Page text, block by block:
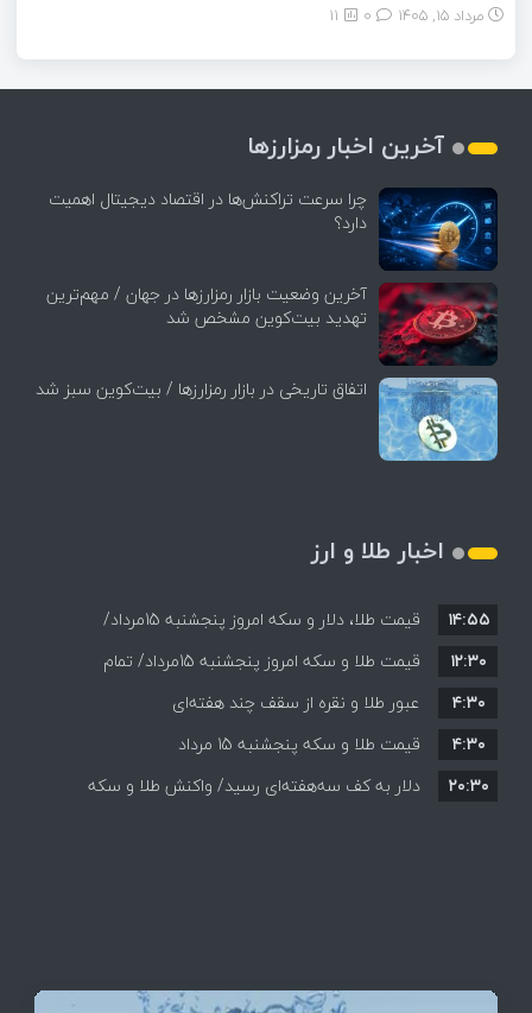
مرداد ۱۵, ۱۴۰۵ 11
آخرین اخبار رمزارزها
چرا سرعت تراکنش‌ها در اقتصاد دیجیتال اهمیت
دارد؟
آخرین وضعیت بازار رمزارزها در جهان / مهم‌ترین
تهدید بیت‌کوین مشخص شد
اتفاق تاریخی در بازار رمزارزها / بیت‌کوین سبز شد
اخبار طلا و ارز
قیمت طلا، دلار و سکه امروز پنجشنبه 15مرداد/
افزایش قیمت ها + جدول
۱۴:۵۵
قیمت طلا و سکه امروز پنجشنبه 15مرداد/ تمام
قیمت ها بر مدار افزایش + جدول
۱۲:۳۰
عبور طلا و نقره از سقف چند هفته‌ای
۴:۳۰
قیمت طلا و سکه پنجشنبه 15 مرداد
۴:۳۰
دلار به کف سه‌هفته‌ای رسید/ واکنش طلا و سکه
۲۰:۳۰